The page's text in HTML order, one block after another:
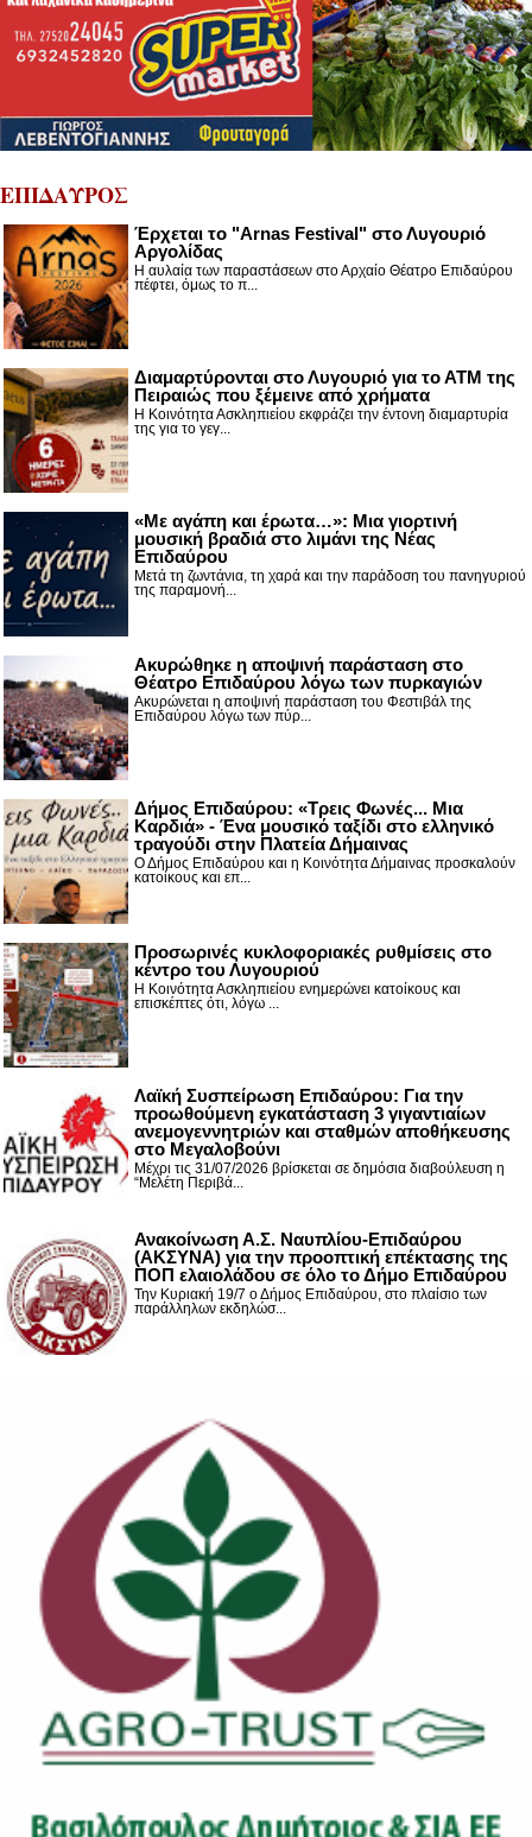
ΕΠΙΔΑΥΡΟΣ
Έρχεται το "Arnas Festival" στο Λυγουριό
Αργολίδας
Η αυλαία των παραστάσεων στο Αρχαίο Θέατρο Επιδαύρου
πέφτει, όμως το π...
Διαμαρτύρονται στο Λυγουριό για το ΑΤΜ της
Πειραιώς που ξέμεινε από χρήματα
Η Κοινότητα Ασκληπιείου εκφράζει την έντονη διαμαρτυρία
της για το γεγ...
«Με αγάπη και έρωτα…»: Μια γιορτινή
μουσική βραδιά στο λιμάνι της Νέας
Επιδαύρου
Μετά τη ζωντάνια, τη χαρά και την παράδοση του πανηγυριού
της παραμονή...
Ακυρώθηκε η αποψινή παράσταση στο
Θέατρο Επιδαύρου λόγω των πυρκαγιών
Ακυρώνεται η αποψινή παράσταση του Φεστιβάλ της
Επιδαύρου λόγω των πύρ...
Δήμος Επιδαύρου: «Τρεις Φωνές... Μια
Καρδιά» - Ένα μουσικό ταξίδι στο ελληνικό
τραγούδι στην Πλατεία Δήμαινας
Ο Δήμος Επιδαύρου και η Κοινότητα Δήμαινας προσκαλούν
κατοίκους και επ...
Προσωρινές κυκλοφοριακές ρυθμίσεις στο
κέντρο του Λυγουριού
Η Κοινότητα Ασκληπιείου ενημερώνει κατοίκους και
επισκέπτες ότι, λόγω ...
Λαϊκή Συσπείρωση Επιδαύρου: Για την
προωθούμενη εγκατάσταση 3 γιγαντιαίων
ανεμογεννητριών και σταθμών αποθήκευσης
στο Μεγαλοβούνι
Μέχρι τις 31/07/2026 βρίσκεται σε δημόσια διαβούλευση η
“Μελέτη Περιβά...
Ανακοίνωση Α.Σ. Ναυπλίου-Επιδαύρου
(ΑΚΣΥΝΑ) για την προοπτική επέκτασης της
ΠΟΠ ελαιολάδου σε όλο το Δήμο Επιδαύρου
Την Κυριακή 19/7 ο Δήμος Επιδαύρου, στο πλαίσιο των
παράλληλων εκδηλώσ...